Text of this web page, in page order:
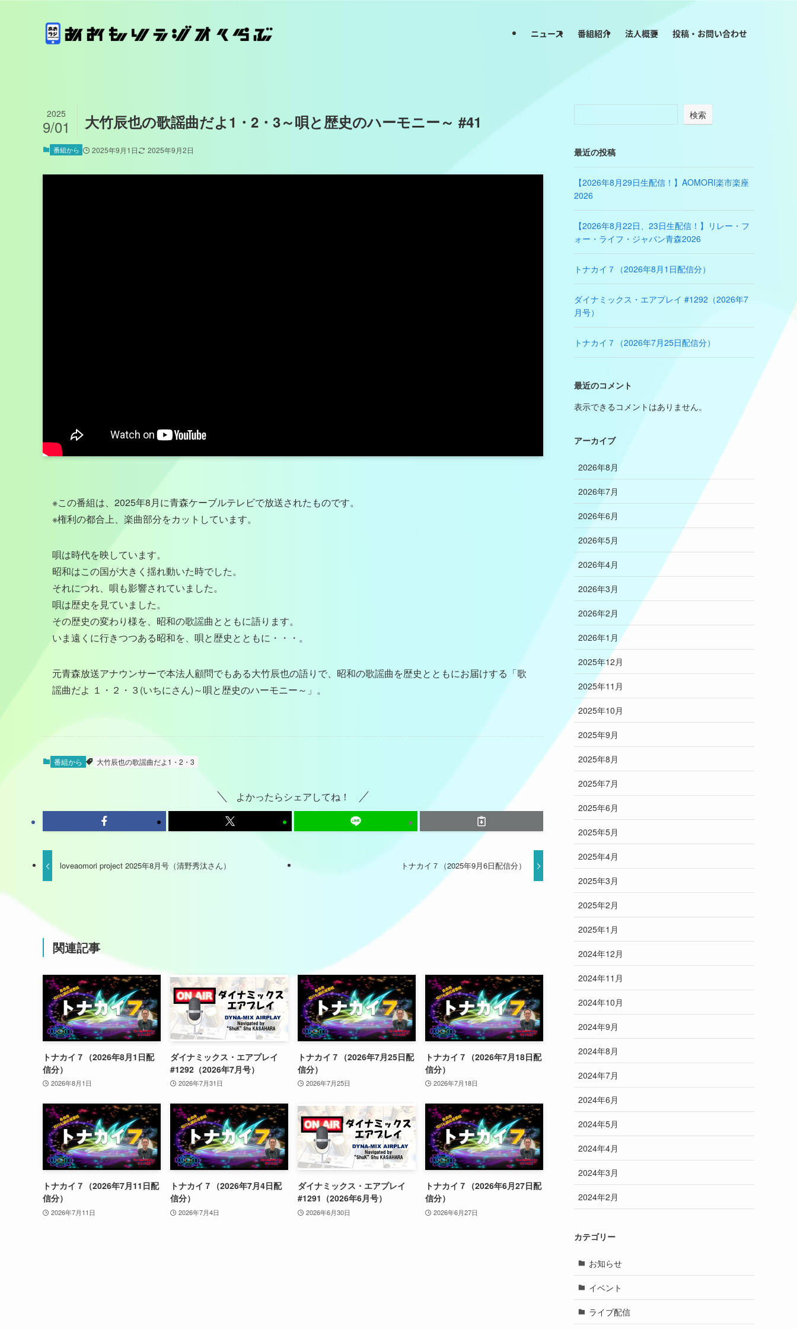
ニュース 番組紹介 法人概要 投稿・お問い合わせ
大竹辰也の歌謡曲だよ1・2・3～唄と歴史のハーモニー～ #41
2025
9/01
番組から 2025年9月1日 2025年9月2日
※この番組は、2025年8月に青森ケーブルテレビで放送されたものです。
※権利の都合上、楽曲部分をカットしています。
唄は時代を映しています。
昭和はこの国が大きく揺れ動いた時でした。
それにつれ、唄も影響されていました。
唄は歴史を見ていました。
その歴史の変わり様を、昭和の歌謡曲とともに語ります。
いま遠くに行きつつある昭和を、唄と歴史とともに・・・。
元青森放送アナウンサーで本法人顧問でもある大竹辰也の語りで、昭和の歌謡曲を歴史とともにお届けする「歌
謡曲だよ １・２・３(いちにさん)～唄と歴史のハーモニー～」。
番組から 大竹辰也の歌謡曲だよ1・2・3
よかったらシェアしてね！
loveaomori project 2025年8月号（清野秀汰さん） トナカイ７（2025年9月6日配信分）
関連記事
トナカイ７（2026年8月1日配
信分）
2026年8月1日
ダイナミックス・エアプレイ
#1292（2026年7月号）
2026年7月31日
トナカイ７（2026年7月25日配
信分）
2026年7月25日
トナカイ７（2026年7月18日配
信分）
2026年7月18日
トナカイ７（2026年7月11日配
信分）
2026年7月11日
トナカイ７（2026年7月4日配
信分）
2026年7月4日
ダイナミックス・エアプレイ
#1291（2026年6月号）
2026年6月30日
トナカイ７（2026年6月27日配
信分）
2026年6月27日
検索
最近の投稿
【2026年8月29日生配信！】AOMORI楽市楽座
2026
【2026年8月22日、23日生配信！】リレー・フ
ォー・ライフ・ジャパン青森2026
トナカイ７（2026年8月1日配信分）
ダイナミックス・エアプレイ #1292（2026年7
月号）
トナカイ７（2026年7月25日配信分）
最近のコメント
表示できるコメントはありません。
アーカイブ
2026年8月
2026年7月
2026年6月
2026年5月
2026年4月
2026年3月
2026年2月
2026年1月
2025年12月
2025年11月
2025年10月
2025年9月
2025年8月
2025年7月
2025年6月
2025年5月
2025年4月
2025年3月
2025年2月
2025年1月
2024年12月
2024年11月
2024年10月
2024年9月
2024年8月
2024年7月
2024年6月
2024年5月
2024年4月
2024年3月
2024年2月
カテゴリー
お知らせ
イベント
ライブ配信